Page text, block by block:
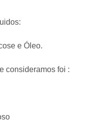
e Óleo.
consideramos foi :